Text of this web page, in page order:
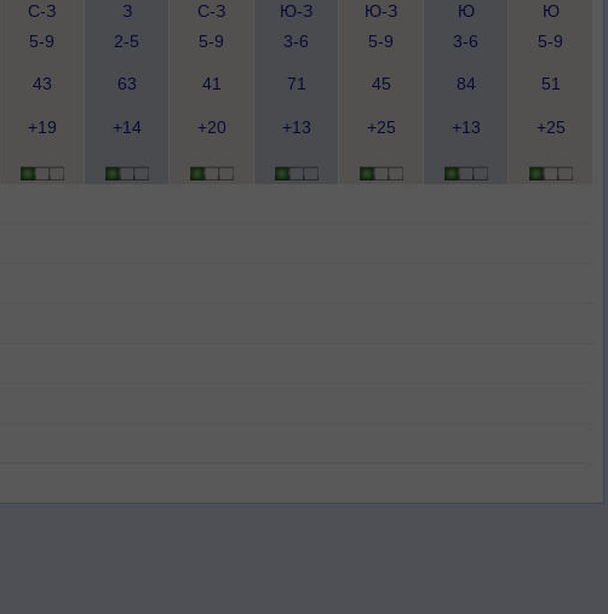
С-З
5-9
З
2-5
С-З
5-9
Ю-З
3-6
Ю-З
5-9
Ю
3-6
Ю
5-9
43 63 41 71 45 84 51
+19 +14 +20 +13 +25 +13 +25